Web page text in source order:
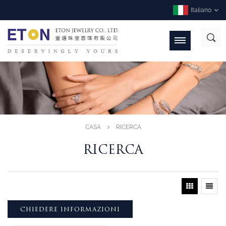
Italiano
CASA RICERCA
RICERCA
CHIEDERE INFORMAZIONI